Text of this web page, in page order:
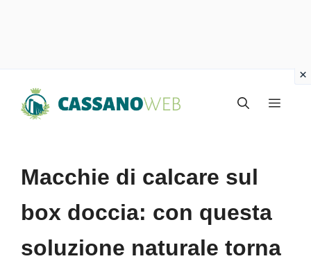
Menu
Macchie di calcare sul
box doccia: con questa
soluzione naturale torna